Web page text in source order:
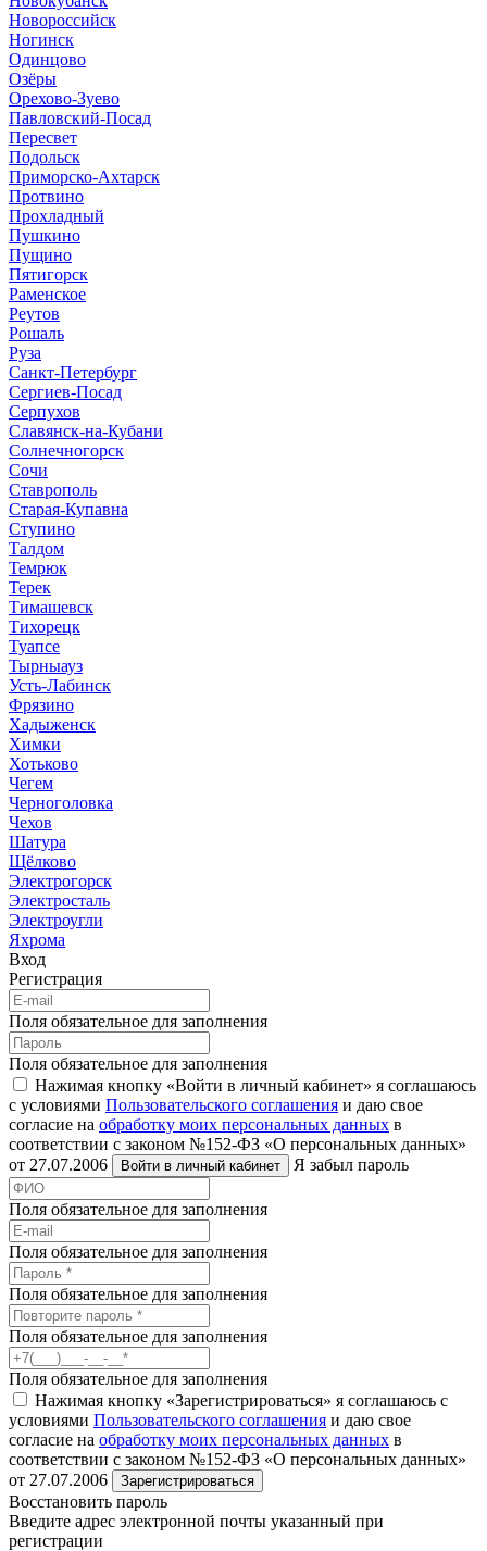
Новороссийск
Ногинск
Одинцово
Озёры
Орехово-Зуево
Павловский-Посад
Пересвет
Подольск
Приморско-Ахтарск
Протвино
Прохладный
Пушкино
Пущино
Пятигорск
Раменское
Реутов
Рошаль
Руза
Санкт-Петербург
Сергиев-Посад
Серпухов
Славянск-на-Кубани
Солнечногорск
Сочи
Ставрополь
Старая-Купавна
Ступино
Талдом
Темрюк
Терек
Тимашевск
Тихорецк
Туапсе
Тырныауз
Усть-Лабинск
Фрязино
Хадыженск
Химки
Хотьково
Чегем
Черноголовка
Чехов
Шатура
Щёлково
Электрогорск
Электросталь
Электроугли
Яхрома
Вход
Регистрация
Поля обязательное для заполнения
Поля обязательное для заполнения
Нажимая кнопку «Войти в личный кабинет» я соглашаюсь
с условиями Пользовательского соглашения и даю свое
согласие на обработку моих персональных данных в
соответствии с законом №152-ФЗ «О персональных данных»
от 27.07.2006
Войти в личный кабинет Я забыл пароль
Поля обязательное для заполнения
Поля обязательное для заполнения
Поля обязательное для заполнения
Поля обязательное для заполнения
Поля обязательное для заполнения
Нажимая кнопку «Зарегистрироваться» я соглашаюсь с
условиями Пользовательского соглашения и даю свое
согласие на обработку моих персональных данных в
соответствии с законом №152-ФЗ «О персональных данных»
от 27.07.2006
Зарегистрироваться
Восстановить пароль
Введите адрес электронной почты указанный при
регистрации